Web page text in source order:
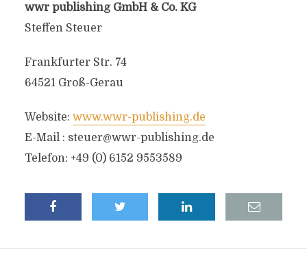
wwr publishing GmbH & Co. KG
Steffen Steuer
Frankfurter Str. 74
64521 Groß-Gerau
Website: www.wwr-publishing.de
E-Mail : steuer@wwr-publishing.de
Telefon: +49 (0) 6152 9553589